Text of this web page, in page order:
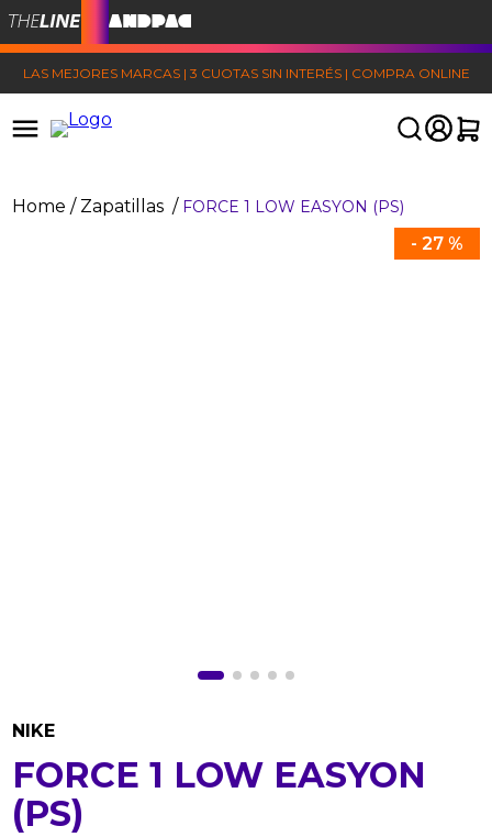
LAS MEJORES MARCAS | 3 CUOTAS SIN INTERÉS | COMPRA ONLINE
Zapatillas FORCE 1 LOW EASYON (PS)
- 27 %
NIKE
FORCE 1 LOW EASYON
(PS)